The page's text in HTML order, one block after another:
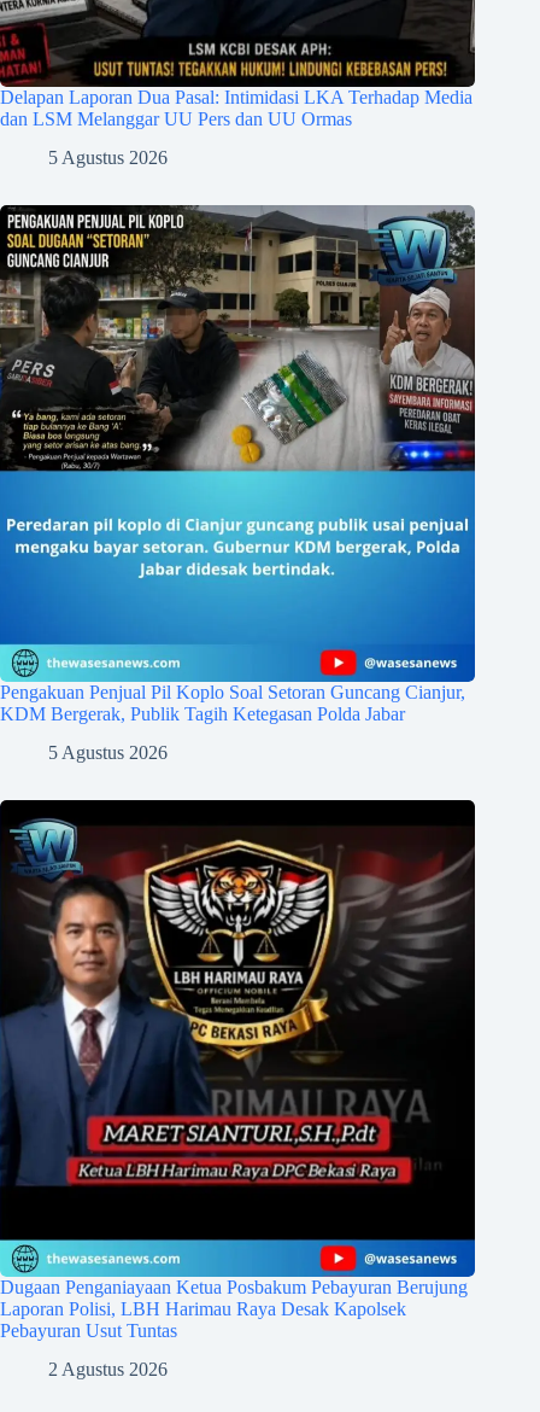
Delapan Laporan Dua Pasal: Intimidasi LKA Terhadap Media
dan LSM Melanggar UU Pers dan UU Ormas
5 Agustus 2026
Pengakuan Penjual Pil Koplo Soal Setoran Guncang Cianjur,
KDM Bergerak, Publik Tagih Ketegasan Polda Jabar
5 Agustus 2026
Dugaan Penganiayaan Ketua Posbakum Pebayuran Berujung
Laporan Polisi, LBH Harimau Raya Desak Kapolsek
Pebayuran Usut Tuntas
2 Agustus 2026